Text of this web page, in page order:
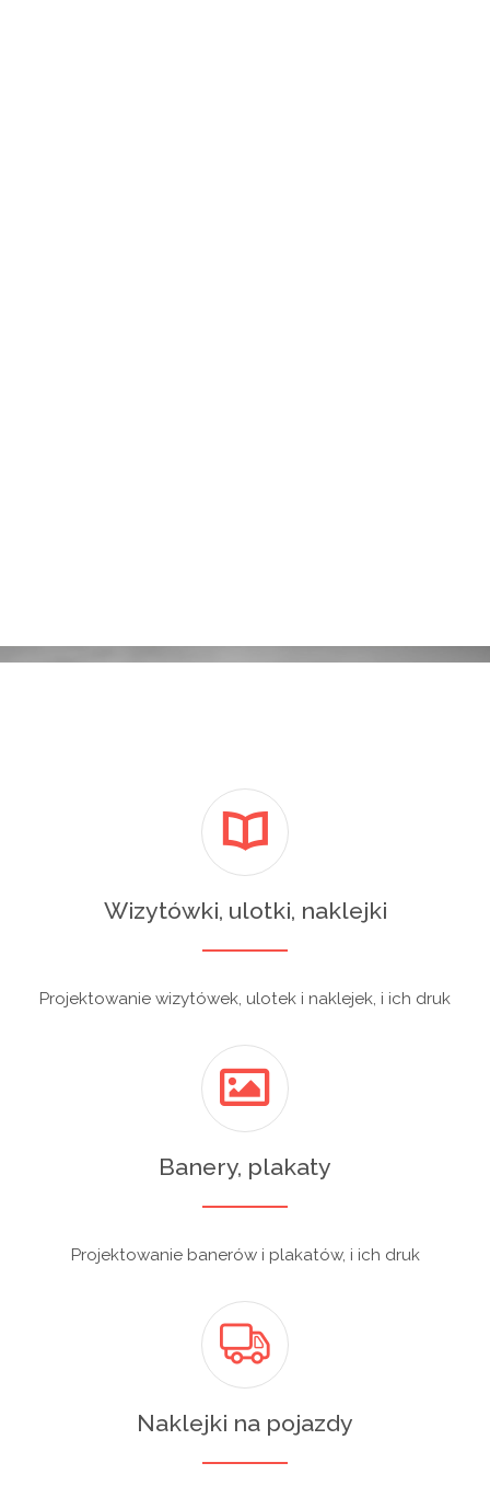
Wizytówki, ulotki, naklejki
Projektowanie wizytówek, ulotek i naklejek, i ich druk
Banery, plakaty
Projektowanie banerów i plakatów, i ich druk
Naklejki na pojazdy